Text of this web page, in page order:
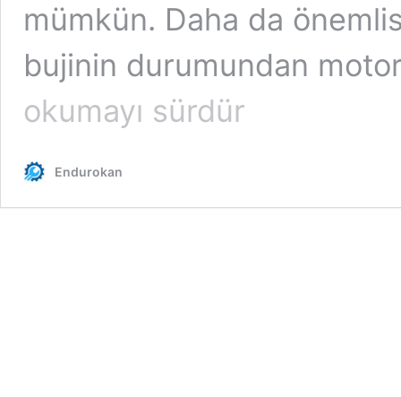
mümkün. Daha da
bujinin durumundan
okumayı sürdür
Endurokan